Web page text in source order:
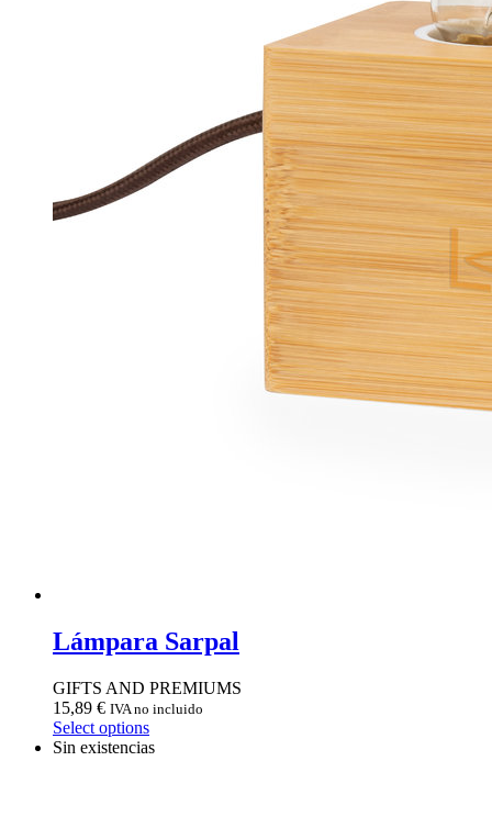
Lámpara Sarpal
GIFTS AND PREMIUMS
15,89 € IVA no incluido
Select options
Sin existencias